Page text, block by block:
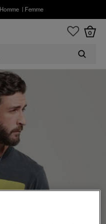
Homme Femme
0